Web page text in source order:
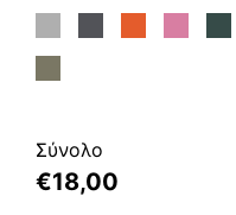
Σύνολο
€18,00